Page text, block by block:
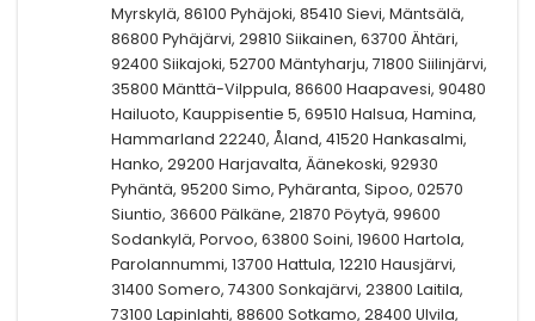
Myrskylä, 86100 Pyhäjoki, 85410 Sievi, Mäntsälä,
86800 Pyhäjärvi, 29810 Siikainen, 63700 Ähtäri,
92400 Siikajoki, 52700 Mäntyharju, 71800 Siilinjärvi,
35800 Mänttä-Vilppula, 86600 Haapavesi, 90480
Hailuoto, Kauppisentie 5, 69510 Halsua, Hamina,
Hammarland 22240, Åland, 41520 Hankasalmi,
Hanko, 29200 Harjavalta, Äänekoski, 92930
Pyhäntä, 95200 Simo, Pyhäranta, Sipoo, 02570
Siuntio, 36600 Pälkäne, 21870 Pöytyä, 99600
Sodankylä, Porvoo, 63800 Soini, 19600 Hartola,
Parolannummi, 13700 Hattula, 12210 Hausjärvi,
31400 Somero, 74300 Sonkajärvi, 23800 Laitila,
73100 Lapinlahti, 88600 Sotkamo, 28400 Ulvila,